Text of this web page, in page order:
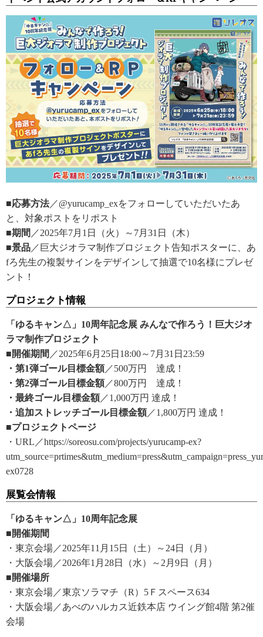
■応募方法／@yurucamp_exをフォローしていただいたあ
と、対象ポストをリポスト
■期間 ／2025年7月1日（火）～7月31日（木）
■景品 ／巨大ジオラマ制作プロジェクト告知ポスターに、あ
fろ先生の複製サインをデザインして抽選で10名様にプレゼ
ント！
プロジェクト情報
「ゆるキャン△」10周年記念展 みんなで作ろう！巨大ジオ
ラマ制作プロジェクト
■開催期間 ／2025年6月25日18:00～7月31日23:59
・第1弾ゴール目標金額／500万円 達成！
・第2弾ゴール目標金額／800万円 達成！
・最終ゴール目標金額／1,000万円 達成！
・追加ストレッチゴール目標金額／1,800万円 達成！
■プロジェクトページ
・URL／https://soreosu.com/projects/yurucamp-ex?
ex0728
展覧会情報
「ゆるキャン△」10周年記念展
■開催期間
・東京会場／2025年11月15日（土）～24日（月）
・大阪会場／2026年1月28日（水）～2月9日（月）
■開催場所
・東京会場／東京ソラマチ（R）5Ｆスペース634
・大阪会場／あべのハルカス近鉄本店 ウイング館4階 第2催
会場